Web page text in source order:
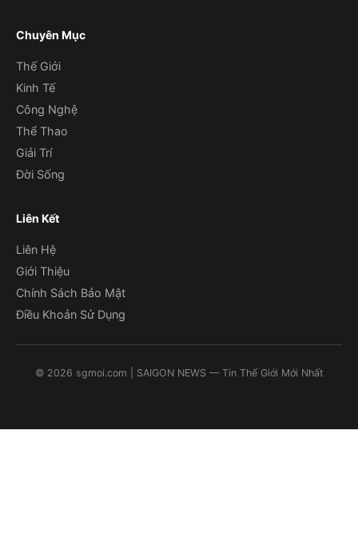
Chuyên Mục
Thế Giới
Kinh Tế
Công Nghệ
Thể Thao
Giải Trí
Đời Sống
Liên Kết
Liên Hệ
Giới Thiệu
Chính Sách Bảo Mật
Điều Khoản Sử Dụng
© 2026 sgmoi.com | SAIGON NEWS — Tin Thế Giới Mới Nhất